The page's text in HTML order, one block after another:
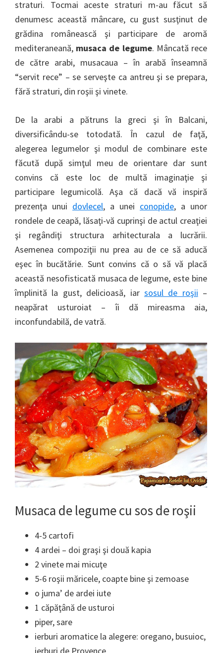
straturi. Tocmai aceste straturi m-au făcut să
denumesc această mâncare, cu gust susţinut de
grădina românească şi participare de aromă
mediteraneană, musaca de legume. Mâncată rece
de către arabi, musacaua – în arabă înseamnă
“servit rece” – se serveşte ca antreu şi se prepara,
fără straturi, din roşii şi vinete.
De la arabi a pătruns la greci şi în Balcani,
diversificându-se totodată. În cazul de faţă,
alegerea legumelor şi modul de combinare este
făcută după simţul meu de orientare dar sunt
convins că este loc de multă imaginaţie şi
participare legumicolă. Aşa că dacă vă inspiră
prezenţa unui dovlecel, a unei conopide, a unor
rondele de ceapă, lăsaţi-vă cuprinşi de actul creaţiei
şi regândiţi structura arhitecturala a lucrării.
Asemenea compoziţii nu prea au de ce să aducă
eşec în bucătărie. Sunt convins că o să vă placă
această nesofisticată musaca de legume, este bine
împlinită la gust, delicioasă, iar sosul de roşii –
neapărat usturoiat – îi dă mireasma aia,
inconfundabilă, de vatră.
Musaca de legume cu sos de roşii
4-5 cartofi
4 ardei – doi graşi şi două kapia
2 vinete mai micuţe
5-6 roşii măricele, coapte bine şi zemoase
o juma’ de ardei iute
1 căpăţână de usturoi
piper, sare
ierburi aromatice la alegere: oregano, busuioc,